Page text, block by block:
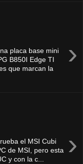
›
placa base mini
B850I Edge TI
que marcan la
›
el MSI Cubi
de MSI, pero esta
y con la c...